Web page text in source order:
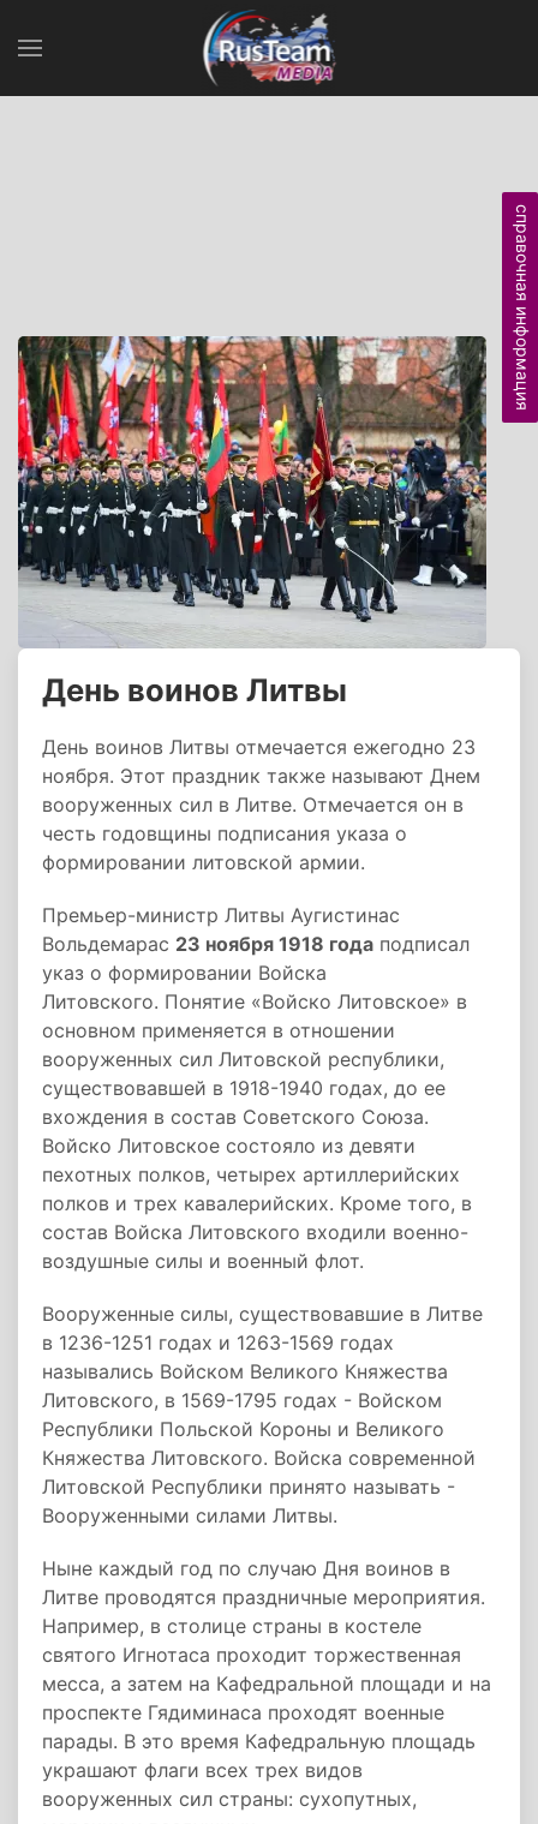
День воинов Литвы
День воинов Литвы отмечается ежегодно 23
ноября. Этот праздник также называют Днем
вооруженных сил в Литве. Отмечается он в
честь годовщины подписания указа о
формировании литовской армии.
Премьер-министр Литвы Аугистинас
Вольдемарас 23 ноября 1918 года подписал
указ о формировании Войска
Литовского. Понятие «Войско Литовское» в
основном применяется в отношении
вооруженных сил Литовской республики,
существовавшей в 1918-1940 годах, до ее
вхождения в состав Советского Союза.
Войско Литовское состояло из девяти
пехотных полков, четырех артиллерийских
полков и трех кавалерийских. Кроме того, в
состав Войска Литовского входили военно-
воздушные силы и военный флот.
Вооруженные силы, существовавшие в Литве
в 1236-1251 годах и 1263-1569 годах
назывались Войском Великого Княжества
Литовского, в 1569-1795 годах - Войском
Республики Польской Короны и Великого
Княжества Литовского. Войска современной
Литовской Республики принято называть -
Вооруженными силами Литвы.
Ныне каждый год по случаю Дня воинов в
Литве проводятся праздничные мероприятия.
Например, в столице страны в костеле
святого Игнотаса проходит торжественная
месса, а затем на Кафедральной площади и на
проспекте Гядиминаса проходят военные
парады. В это время Кафедральную площадь
украшают флаги всех трех видов
вооруженных сил страны: сухопутных,
справочная информация